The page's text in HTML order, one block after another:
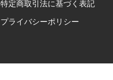
特定商取引法に基づく表記
プライバシーポリシー